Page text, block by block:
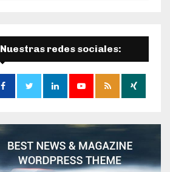
Ú
S
Q
Nuestras redes sociales: